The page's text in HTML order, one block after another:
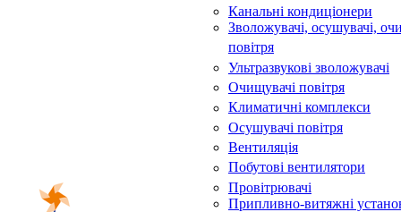
Канальні кондиціонери
Зволожувачі, осушувачі,
повітря
Ультразвукові зволожувачі
Очищувачі повітря
Климатичні комплекси
Осушувачі повітря
Вентиляція
Побутові вентилятори
Провітрювачі
Припливно-витяжні